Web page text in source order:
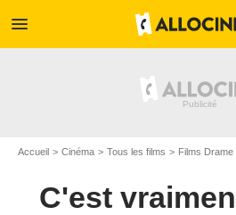
menu
Accueil Cinéma Tous les films Films Drame
C'est